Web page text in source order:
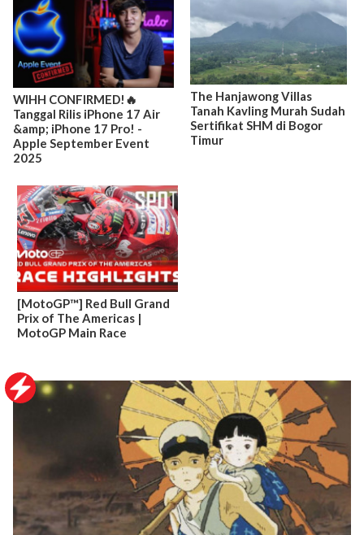
WIHH CONFIRMED!🔥
Tanggal Rilis iPhone 17 Air
&amp; iPhone 17 Pro! -
Apple September Event
2025
The Hanjawong Villas
Tanah Kavling Murah Sudah
Sertifikat SHM di Bogor
Timur
[MotoGP™] Red Bull Grand
Prix of The Americas |
MotoGP Main Race